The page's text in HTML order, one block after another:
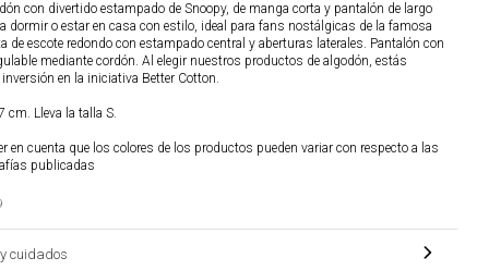
con divertido estampado de Snoopy, de manga corta y pantalón de largo
dormir o estar en casa con estilo, ideal para fans nostálgicas de la famosa
de escote redondo con estampado central y aberturas laterales. Pantalón con
mediante cordón. Al elegir nuestros productos de algodón, estás
en la iniciativa Better Cotton.
cm. Lleva la talla S.
en cuenta que los colores de los productos pueden variar con respecto a las
publicadas
cuidados